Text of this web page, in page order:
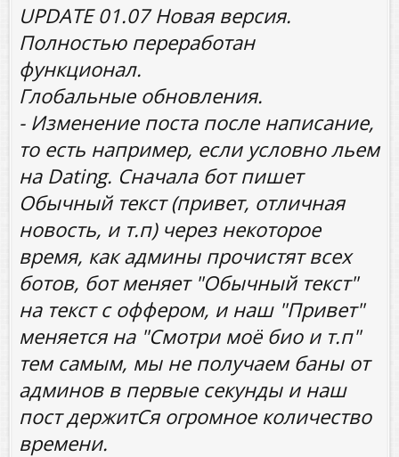
UPDATE 01.07 Новая версия.
Полностью переработан
функционал.
Глобальные обновления.
- Изменение поста после написание,
то есть например, если условно льем
на Dating. Сначала бот пишет
Обычный текст (привет, отличная
новость, и т.п) через некоторое
время, как админы прочистят всех
ботов, бот меняет "Обычный текст"
на текст с оффером, и наш "Привет"
меняется на "Смотри моё био и т.п"
тем самым, мы не получаем баны от
админов в первые секунды и наш
пост держитСя огромное количество
времени.